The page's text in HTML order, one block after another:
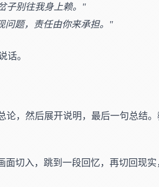
子别往我身上赖。"
问题，责任由你来承担。"
话。
，然后展开说明，最后一句总结。
切入，跳到一段回忆，再切回现实